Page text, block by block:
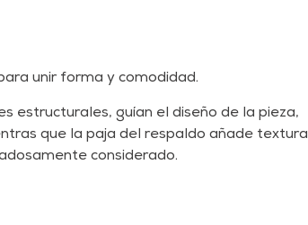
unir forma y comodidad.
estructurales, guían el diseño de la pieza,
que la paja del respaldo añade textura
considerado.